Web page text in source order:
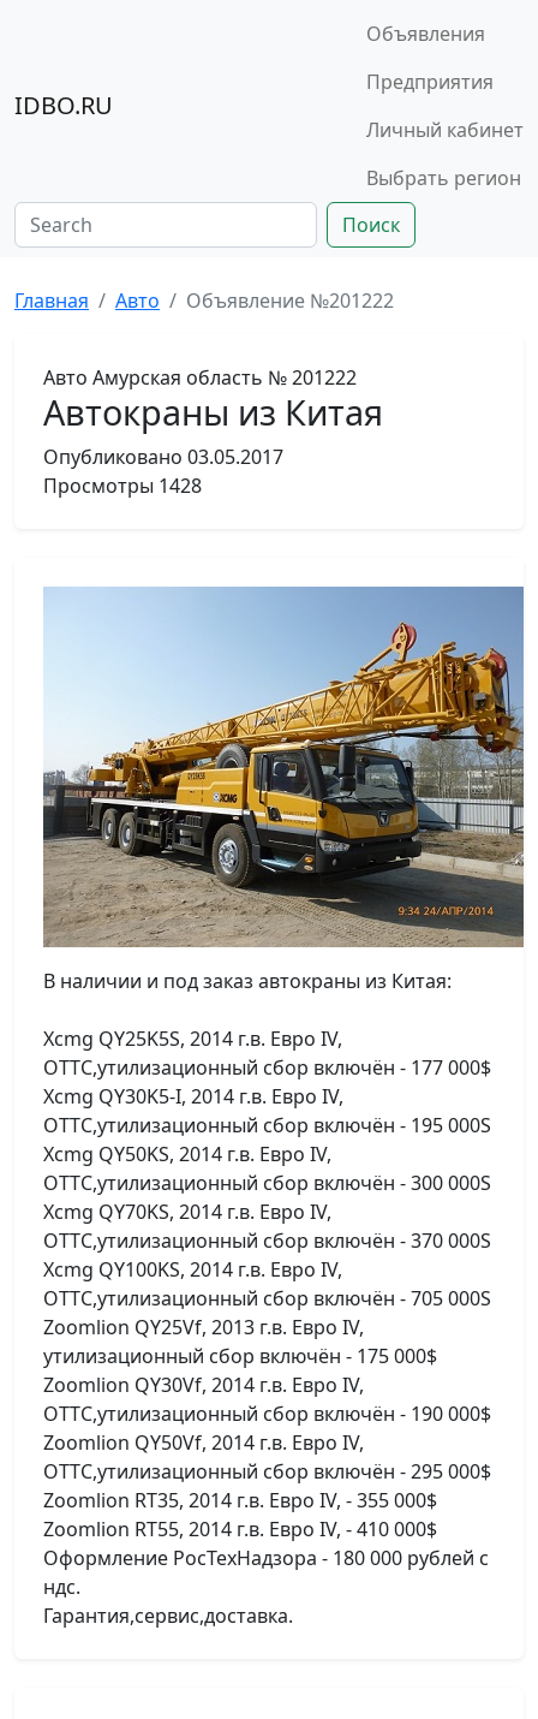
IDBO.RU
Объявления
Предприятия
Личный кабинет
Выбрать регион
Поиск
Главная Авто Объявление №201222
Авто Амурская область № 201222
Автокраны из Китая
Опубликовано 03.05.2017
Просмотры 1428
В наличии и под заказ автокраны из Китая:
Xcmg QY25K5S, 2014 г.в. Евро IV,
ОТТС,утилизационный сбор включён - 177 000$
Xcmg QY30K5-I, 2014 г.в. Евро IV,
ОТТС,утилизационный сбор включён - 195 000S
Xcmg QY50KS, 2014 г.в. Евро IV,
ОТТС,утилизационный сбор включён - 300 000S
Xcmg QY70KS, 2014 г.в. Евро IV,
ОТТС,утилизационный сбор включён - 370 000S
Xcmg QY100KS, 2014 г.в. Евро IV,
ОТТС,утилизационный сбор включён - 705 000S
Zoomlion QY25Vf, 2013 г.в. Евро IV,
утилизационный сбор включён - 175 000$
Zoomlion QY30Vf, 2014 г.в. Евро IV,
ОТТС,утилизационный сбор включён - 190 000$
Zoomlion QY50Vf, 2014 г.в. Евро IV,
ОТТС,утилизационный сбор включён - 295 000$
Zoomlion RT35, 2014 г.в. Евро IV, - 355 000$
Zoomlion RT55, 2014 г.в. Евро IV, - 410 000$
Оформление РосТехНадзора - 180 000 рублей с
ндс.
Гарантия,сервис,доставка.